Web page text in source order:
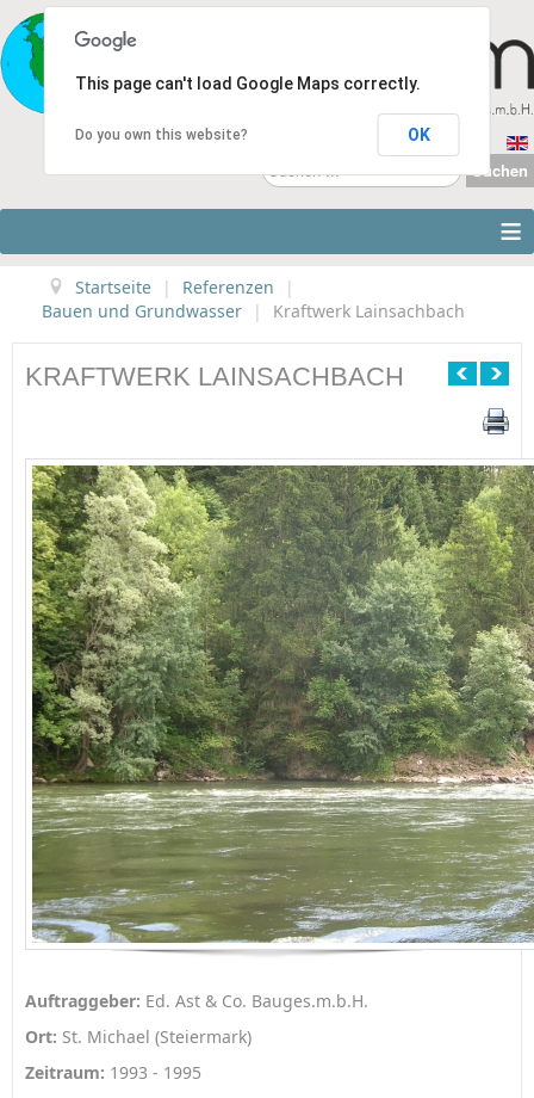
...
Suchen
≡
Startseite | Referenzen
|
Bauen und Grundwasser
| Kraftwerk Lainsachbach
KRAFTWERK LAINSACHBACH
Auftraggeber: Ed. Ast & Co. Bauges.m.b.H.
Ort: St. Michael (Steiermark)
Zeitraum: 1993 - 1995
This page can't load Google Maps correctly.
Do you own this website? OK